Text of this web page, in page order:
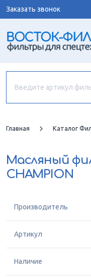
Заказать звонок
Главная Каталог
Масляный
CHAMPION
Производитель
Артикул
Наличие